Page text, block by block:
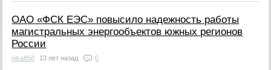
ОАО «ФСК ЕЭС» повысило надежность работы
магистральных энергообъектов южных регионов
России
nika858 13 лет назад 0